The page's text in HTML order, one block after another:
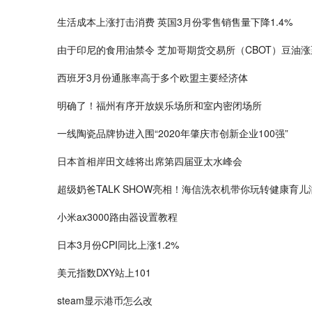
生活成本上涨打击消费 英国3月份零售销售量下降1.4%
由于印尼的食用油禁令 芝加哥期货交易所（CBOT）豆油
西班牙3月份通胀率高于多个欧盟主要经济体
明确了！福州有序开放娱乐场所和室内密闭场所
一线陶瓷品牌协进入围“2020年肇庆市创新企业100强”
日本首相岸田文雄将出席第四届亚太水峰会
超级奶爸TALK SHOW亮相！海信洗衣机带你玩转健康育儿
小米ax3000路由器设置教程
日本3月份CPI同比上涨1.2%
美元指数DXY站上101
steam显示港币怎么改